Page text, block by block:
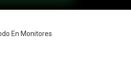
En Monitores